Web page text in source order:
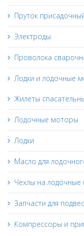
Пруток
Электроды
Проволока
Лодки и лодочные
Жилеты
Лодочные моторы
Лодки
Масло для
Чехлы на
Запчасти для
Компрессоры и